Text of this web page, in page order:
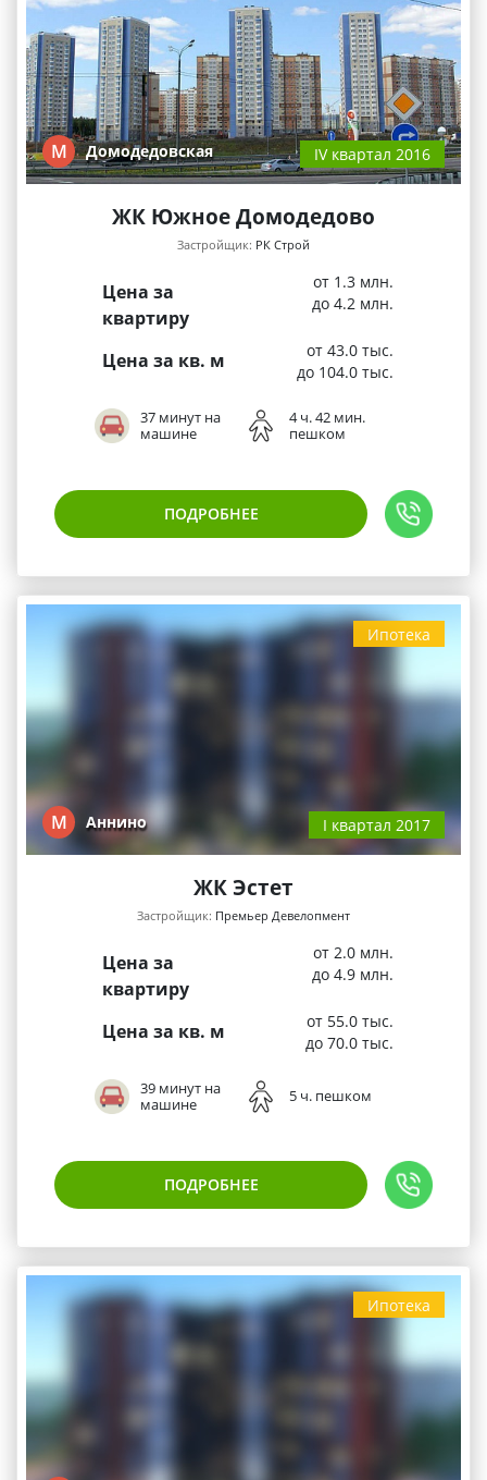
М Домодедовская IV квартал 2016
ЖК Южное Домодедово
Застройщик: РК Строй
Цена за
квартиру
от 1.3 млн.
до 4.2 млн.
Цена за кв. м
от 43.0 тыс.
до 104.0 тыс.
37 минут на
машине
4 ч. 42 мин.
пешком
ПОДРОБНЕЕ
Ипотека
М Аннино I квартал 2017
ЖК Эстет
Застройщик: Премьер Девелопмент
Цена за
квартиру
от 2.0 млн.
до 4.9 млн.
Цена за кв. м
от 55.0 тыс.
до 70.0 тыс.
39 минут на
машине
5 ч. пешком
ПОДРОБНЕЕ
Ипотека